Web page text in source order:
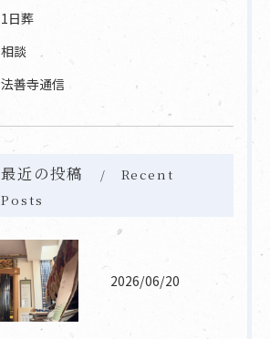
1日葬
相談
法善寺通信
最近の投稿
Recent
Posts
2026/06/20